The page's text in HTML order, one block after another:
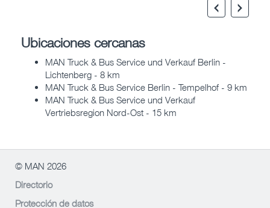
Ubicaciones cercanas
MAN Truck & Bus Service und Verkauf Berlin -
Lichtenberg - 8 km
MAN Truck & Bus Service Berlin - Tempelhof - 9 km
MAN Truck & Bus Service und Verkauf
Vertriebsregion Nord-Ost - 15 km
© MAN 2026
Directorio
Protección de datos